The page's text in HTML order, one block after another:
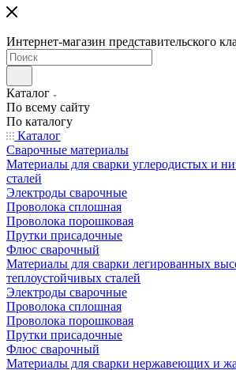
Интернет-магазин представительского
Каталог
По всему сайту
По каталогу
Каталог
Сварочные материалы
Материалы для сварки углеродистых и
сталей
Электроды сварочные
Проволока сплошная
Проволока порошковая
Прутки присадочные
Флюс сварочный
Материалы для сварки легированных
теплоустойчивых сталей
Электроды сварочные
Проволока сплошная
Проволока порошковая
Прутки присадочные
Флюс сварочный
Материалы для сварки нержавеющих и